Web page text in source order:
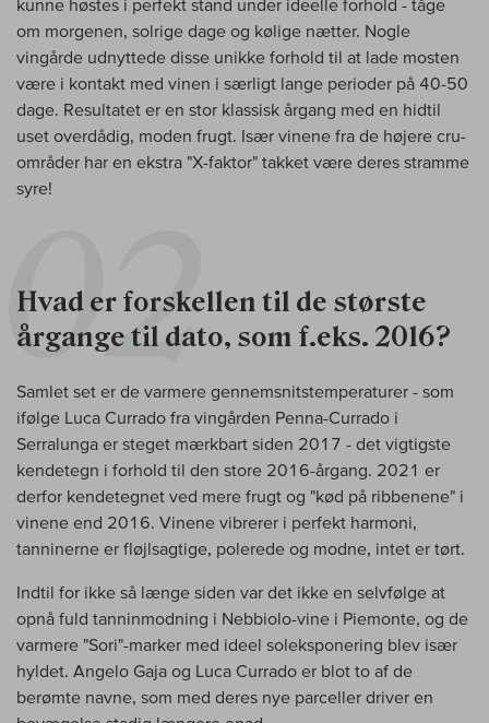
kunne høstes i perfekt stand under ideelle forhold - tåge
om morgenen, solrige dage og kølige nætter. Nogle
vingårde udnyttede disse unikke forhold til at lade mosten
være i kontakt med vinen i særligt lange perioder på 40-50
dage. Resultatet er en stor klassisk årgang med en hidtil
uset overdådig, moden frugt. Især vinene fra de højere cru-
områder har en ekstra "X-faktor" takket være deres stramme
syre!
Hvad er forskellen til de største
årgange til dato, som f.eks. 2016?
Samlet set er de varmere gennemsnitstemperaturer - som
ifølge Luca Currado fra vingården Penna-Currado i
Serralunga er steget mærkbart siden 2017 - det vigtigste
kendetegn i forhold til den store 2016-årgang. 2021 er
derfor kendetegnet ved mere frugt og "kød på ribbenene" i
vinene end 2016. Vinene vibrerer i perfekt harmoni,
tanninerne er fløjlsagtige, polerede og modne, intet er tørt.
Indtil for ikke så længe siden var det ikke en selvfølge at
opnå fuld tanninmodning i Nebbiolo-vine i Piemonte, og de
varmere "Sori"-marker med ideel soleksponering blev især
hyldet. Angelo Gaja og Luca Currado er blot to af de
berømte navne, som med deres nye parceller driver en